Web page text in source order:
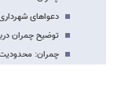
دعواهای
توضیح چمران
چمران: محدودیت